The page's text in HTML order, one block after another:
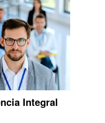
Integral